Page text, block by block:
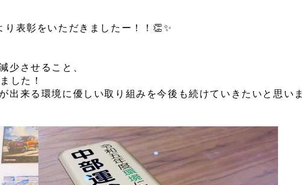
表彰をいただきましたー！！👏✨️
少させること、
した！
出来る環境に優しい取り組みを今後も続けていきたいと思いま